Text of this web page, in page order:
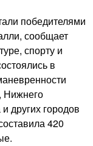
победителями
сообщает
спорту и
в
Нижнего
других городов
420